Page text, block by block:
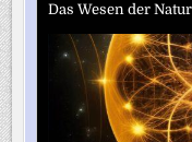
Das Wesen der Natur